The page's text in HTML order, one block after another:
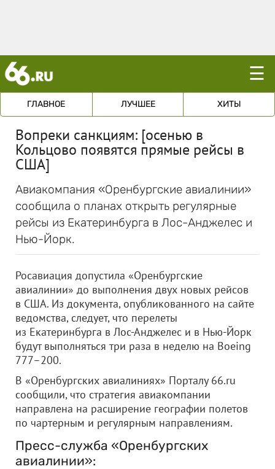
☰
ГЛАВНОЕ ЛУЧШЕЕ ХИТЫ
Вопреки санкциям: [осенью в
Кольцово появятся прямые рейсы в
США]
Авиакомпания «Оренбургские авиалинии»
сообщила о планах открыть регулярные
рейсы из Екатеринбурга в Лос-Анджелес и
Нью-Йорк.
Росавиация допустила «Оренбургские
авиалинии» до выполнения двух новых рейсов
в США. Из документа, опубликованного на сайте
ведомства, следует, что перелеты
из Екатеринбурга в Лос-Анджелес и в Нью-Йорк
будут выполняться три раза в неделю на Boeing
777–200.
В «Оренбургских авиалиниях» Порталу 66.ru
сообщили, что стратегия авиакомпании
направлена на расширение географии полетов
по чартерным и регулярным направлениям.
Пресс-служба «Оренбургских
авиалинии»: